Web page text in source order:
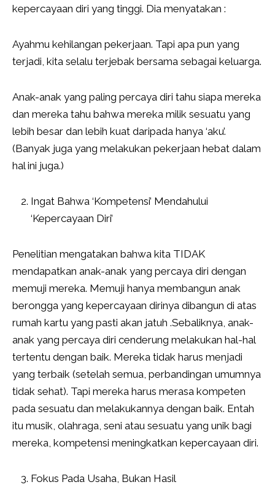
kepercayaan diri yang tinggi. Dia menyatakan :
Ayahmu kehilangan pekerjaan. Tapi apa pun yang
terjadi, kita selalu terjebak bersama sebagai keluarga.
Anak-anak yang paling percaya diri tahu siapa mereka
dan mereka tahu bahwa mereka milik sesuatu yang
lebih besar dan lebih kuat daripada hanya ‘aku’.
(Banyak juga yang melakukan pekerjaan hebat dalam
hal ini juga.)
Ingat Bahwa ‘Kompetensi’ Mendahului
‘Kepercayaan Diri’
Penelitian mengatakan bahwa kita TIDAK
mendapatkan anak-anak yang percaya diri dengan
memuji mereka. Memuji hanya membangun anak
berongga yang kepercayaan dirinya dibangun di atas
rumah kartu yang pasti akan jatuh .Sebaliknya, anak-
anak yang percaya diri cenderung melakukan hal-hal
tertentu dengan baik. Mereka tidak harus menjadi
yang terbaik (setelah semua, perbandingan umumnya
tidak sehat). Tapi mereka harus merasa kompeten
pada sesuatu dan melakukannya dengan baik. Entah
itu musik, olahraga, seni atau sesuatu yang unik bagi
mereka, kompetensi meningkatkan kepercayaan diri.
Fokus Pada Usaha, Bukan Hasil